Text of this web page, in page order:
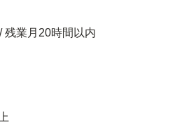
残業月20時間以内